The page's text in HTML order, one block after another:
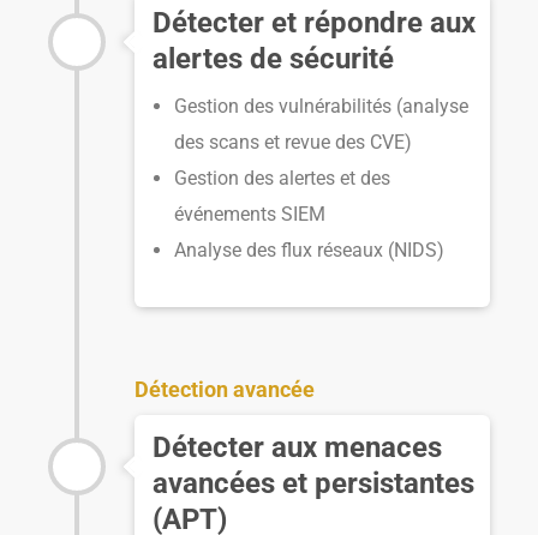
Détecter et répondre aux
alertes de sécurité
Gestion des vulnérabilités (analyse
des scans et revue des CVE)
Gestion des alertes et des
événements SIEM
Analyse des flux réseaux (NIDS)
Détection avancée
Détecter aux menaces
avancées et persistantes
(APT)